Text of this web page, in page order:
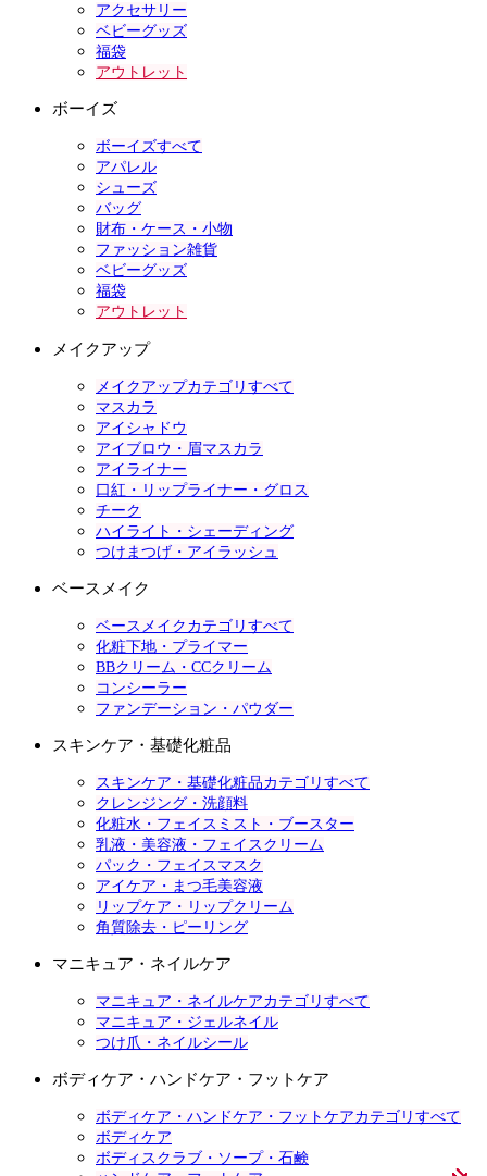
アクセサリー
ベビーグッズ
福袋
アウトレット
ボーイズ
ボーイズすべて
アパレル
シューズ
バッグ
財布・ケース・小物
ファッション雑貨
ベビーグッズ
福袋
アウトレット
メイクアップ
メイクアップカテゴリすべて
マスカラ
アイシャドウ
アイブロウ・眉マスカラ
アイライナー
口紅・リップライナー・グロス
チーク
ハイライト・シェーディング
つけまつげ・アイラッシュ
ベースメイク
ベースメイクカテゴリすべて
化粧下地・プライマー
BBクリーム・CCクリーム
コンシーラー
ファンデーション・パウダー
スキンケア・基礎化粧品
スキンケア・基礎化粧品カテゴリすべて
クレンジング・洗顔料
化粧水・フェイスミスト・ブースター
乳液・美容液・フェイスクリーム
パック・フェイスマスク
アイケア・まつ毛美容液
リップケア・リップクリーム
角質除去・ピーリング
マニキュア・ネイルケア
マニキュア・ネイルケアカテゴリすべて
マニキュア・ジェルネイル
つけ爪・ネイルシール
ボディケア・ハンドケア・フットケア
ボディケア・ハンドケア・フットケアカテゴリすべて
ボディケア
ボディスクラブ・ソープ・石鹸